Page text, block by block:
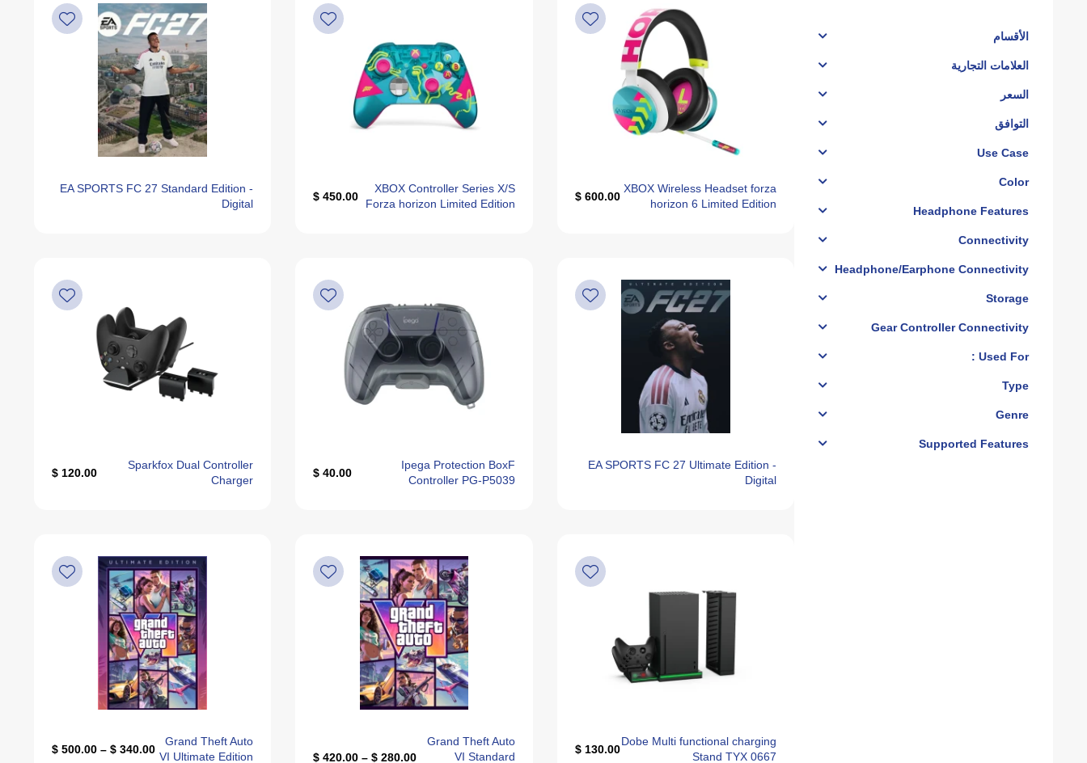
Price, Low To High
Recommended
Alphabetically, A-Z
Alphabetically, Z-A
Last Offers
الأقسام
العلامات التجارية
السعر
التوافق
Use Case
Color
Headphone Features
Connectivity
Headphone/Earphone Connectivity
Storage
Gear Controller Connectivity
Used For :
Type
Genre
Supported Features
XBOX Wireless Headset forza
horizon 6 Limited Edition
600.00 $
XBOX Controller Series X/S
Forza horizon Limited Edition
450.00 $
EA SPORTS FC 27 Standard Edition -
Digital
EA SPORTS FC 27 Ultimate Edition -
Digital
Ipega Protection BoxF
Controller PG-P5039
40.00 $
Sparkfox Dual Controller
Charger
120.00 $
Dobe Multi functional charging
Stand TYX 0667
130.00 $
Grand Theft Auto
VI Standard
280.00 $ – 420.00 $
Grand Theft Auto
VI Ultimate Edition
340.00 $ – 500.00 $